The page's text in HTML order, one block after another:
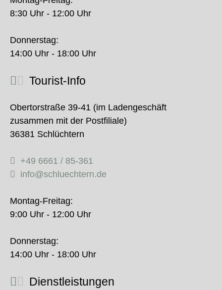
8:30 Uhr - 12:00 Uhr
Donnerstag:
14:00 Uhr - 18:00 Uhr
Tourist-Info
Obertorstraße 39-41 (im Ladengeschäft
zusammen mit der Postfiliale)
36381 Schlüchtern
+49 6661 / 85-361
info@schluechtern.de
Montag-Freitag:
9:00 Uhr - 12:00 Uhr
Donnerstag:
14:00 Uhr - 18:00 Uhr
Dienstleistungen